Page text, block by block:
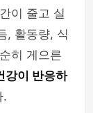
이 줄고 실
, 활동량, 식
히 게으른
강이 반응하
.